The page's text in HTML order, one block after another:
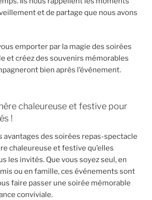
et de partage que nous avons
emporter par la magie des soirées
et créez des souvenirs mémorables
bien après l’événement.
chaleureuse et festive pour
!
avantages des soirées repas-spectacle
chaleureuse et festive qu’elles
les invités. Que vous soyez seul, en
ou en famille, ces événements sont
faire passer une soirée mémorable
conviviale.